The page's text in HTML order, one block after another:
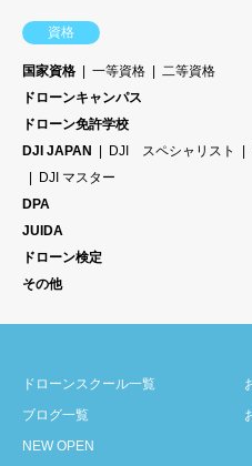
資格
国家資格 一等資格
二等資格
ドローンキャンパス
ドローン免許学校
DJI JAPAN
DJI スペシャリスト
DJI マスター
DPA
JUIDA
ドローン検定
その他
ドローンスクール一覧
ブログ一覧
NEW OPEN